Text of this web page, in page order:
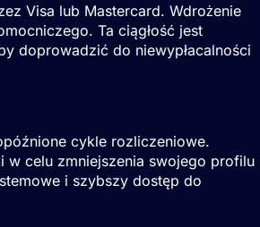
Visa lub Mastercard. Wdrożenie
Ta ciągłość jest
doprowadzić do niewypłacalności
cykle rozliczeniowe.
celu zmniejszenia swojego profilu
i szybszy dostęp do